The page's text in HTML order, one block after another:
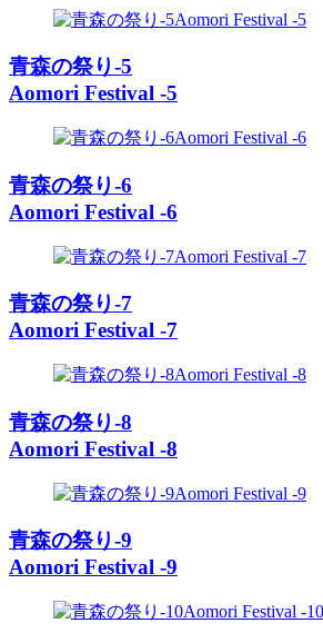
青森の祭り-5
Aomori Festival -5
青森の祭り-6
Aomori Festival -6
青森の祭り-7
Aomori Festival -7
青森の祭り-8
Aomori Festival -8
青森の祭り-9
Aomori Festival -9